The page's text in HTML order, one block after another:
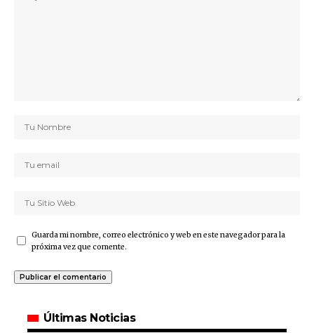
Guarda mi nombre, correo electrónico y web en este navegador para la
próxima vez que comente.
Últimas Noticias